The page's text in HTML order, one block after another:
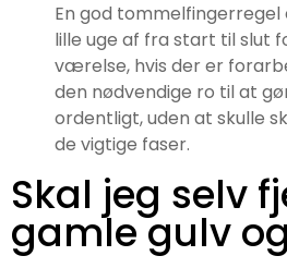
En god
lille uge af fra start til slut
værelse, hvis der er
den nødvendige ro til at
ordentligt, uden at skulle
de vigtige faser.
Skal jeg selv
gamle gulv